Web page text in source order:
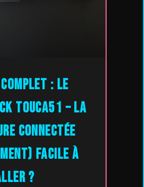
: Le
ToucA51 – La
Connectée
Facile à
?